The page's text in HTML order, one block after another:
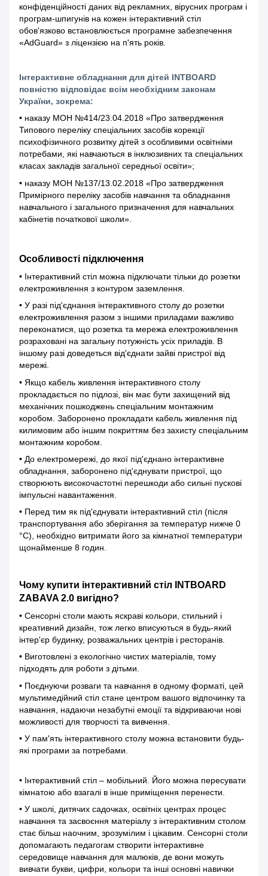
конфіденційності даних від рекламних, вірусних програм і
програм-шпигунів на кожен інтерактивний стіл
обов'язково встановлюється програмне забезпечення
«AdGuard» з ліцензією на п'ять років.
Інтерактивне обладнання для дітей INTBOARD
повністю відповідає всім необхідним законам
України, зокрема:
• наказу МОН №414/23.04.2018 «Про затвердження
Типового переліку спеціальних засобів корекції
психофізичного розвитку дітей з особливими освітніми
потребами, які навчаються в інклюзивних та спеціальних
класах закладів загальної середньої освіти»;
• наказу МОН №137/13.02.2018 «Про затвердження
Примірного переліку засобів навчання та обладнання
навчального і загального призначення для навчальних
кабінетів початкової школи».
Особливості підключення
• Інтерактивний стіл можна підключати тільки до розетки
електроживлення з контуром заземлення.
• У разі під'єднання інтерактивного столу до розетки
електроживлення разом з іншими приладами важливо
переконатися, що розетка та мережа електроживлення
розраховані на загальну потужність усіх приладів. В
іншому разі доведеться від'єднати зайві пристрої від
мережі.
• Якщо кабель живлення інтерактивного столу
прокладається по підлозі, він має бути захищений від
механічних пошкоджень спеціальним монтажним
коробом. Заборонено прокладати кабель живлення під
килимовим або іншим покриттям без захисту спеціальним
монтажним коробом.
• До електромережі, до якої під'єднано інтерактивне
обладнання, заборонено під'єднувати пристрої, що
створюють високочастотні перешкоди або сильні пускові
імпульсні навантаження.
• Перед тим як під'єднувати інтерактивний стіл (після
транспортування або зберігання за температур нижче 0
°С), необхідно витримати його за кімнатної температури
щонайменше 8 годин.
Чому купити інтерактивний стіл INTBOARD
ZABAVA 2.0 вигідно?
• Сенсорні столи мають яскраві кольори, стильний і
креативний дизайн, тож легко вписуються в будь-який
інтер'єр будинку, розважальних центрів і ресторанів.
• Виготовлені з екологічно чистих матеріалів, тому
підходять для роботи з дітьми.
• Поєднуючи розваги та навчання в одному форматі, цей
мультимедійний стіл стане центром вашого відпочинку та
навчання, надаючи незабутні емоції та відкриваючи нові
можливості для творчості та вивчення.
• У пам'ять інтерактивного столу можна встановити будь-
які програми за потребами.
• Інтерактивний стіл – мобільний. Його можна пересувати
кімнатою або взагалі в інше приміщення перенести.
• У школі, дитячих садочках, освітніх центрах процес
навчання та засвоєння матеріалу з інтерактивним столом
стає більш наочним, зрозумілим і цікавим. Сенсорні столи
допомагають педагогам створити інтерактивне
середовище навчання для малюків, де вони можуть
вивчати букви, цифри, кольори та інші основні навички